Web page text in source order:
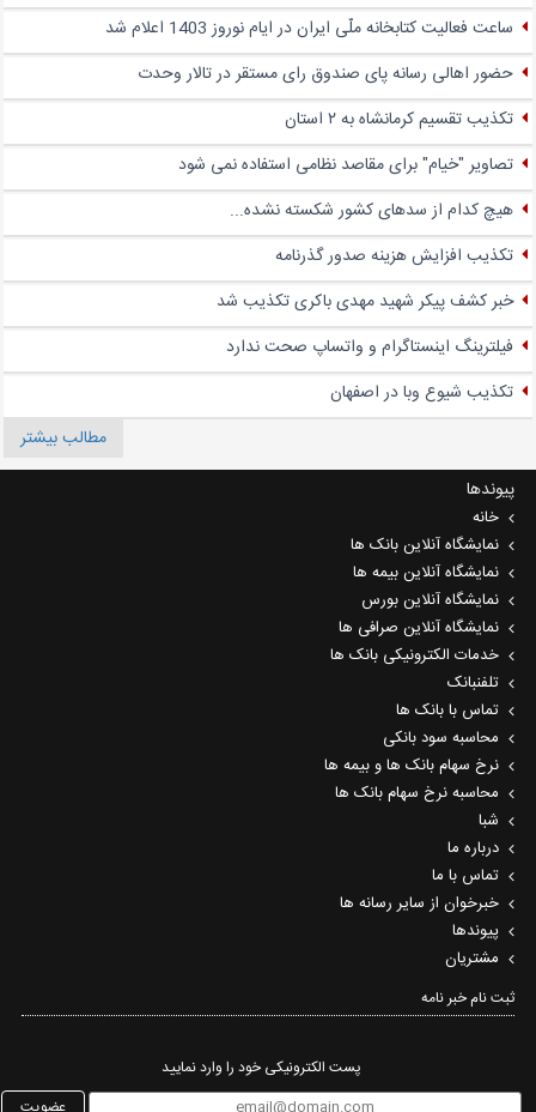
ساعت فعالیت کتابخانه ملّی ایران در ایام نوروز 1403 اعلام شد
حضور اهالی رسانه پای صندوق‌ رای مستقر در تالار وحدت
تکذیب تقسیم کرمانشاه به ۲ استان
تصاویر "خیام" برای مقاصد نظامی استفاده نمی شود
هیچ کدام از سدهای کشور شکسته نشده...
تکذیب افزایش هزینه صدور گذرنامه
خبر کشف پیکر شهید مهدی باکری تکذیب شد
فیلترینگ اینستاگرام و واتساپ صحت ندارد
تکذیب شیوع وبا در اصفهان
مطالب بیشتر
پیوندها
خانه
نمایشگاه آنلاین بانک ها
نمایشگاه آنلاین بیمه ها
نمایشگاه آنلاین بورس
نمایشگاه آنلاین صرافی ها
خدمات الکترونیکی بانک ها
تلفنبانک
تماس با بانک ها
محاسبه سود بانکی
نرخ سهام بانک ها و بیمه ها
محاسبه نرخ سهام بانک ها
شبا
درباره ما
تماس با ما
خبرخوان از سایر رسانه ها
پیوندها
مشتریان
ثبت نام خبر نامه‌
پست الکترونیکی خود را وارد نمایید